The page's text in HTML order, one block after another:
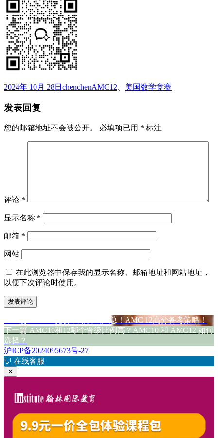
发
于
2024年 10月 28日 作
chenchen标
AMC12 美国数学竞赛
发表回复
您的邮箱地址不会被公开。 必填项已用 * 标注
评论 *
显示名称 *
邮箱 *
网站
在此浏览器中保存我的显示名称、邮箱地址和网站地址，
以便下次评论时使用。
文
章
导
航
篇
章：
AMC12竞赛常用公式汇总！AMC 12高分备考策略！
下一篇 下
文
章：
AMC10和12哪个晋级比例高？AMC10 和 AMC12 如何
选择？
沪ICP备2024095673号-27
💬 在线客服
✕